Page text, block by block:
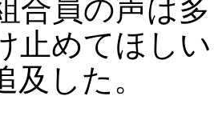
合員の声は
止めてほし
及した。